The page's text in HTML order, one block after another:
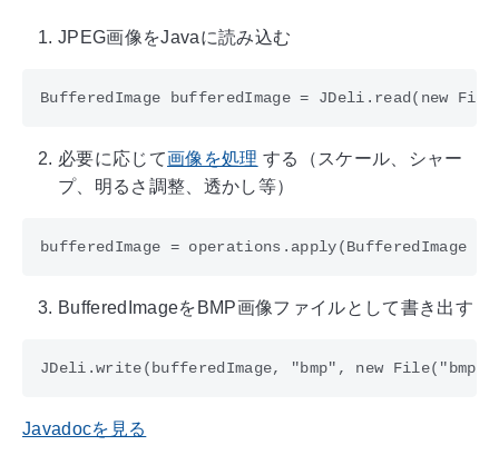
JPEG画像をJavaに読み込む
必要に応じて画像を処理 する（スケール、シャー
プ、明るさ調整、透かし等）
BufferedImageをBMP画像ファイルとして書き出す
Javadocを見る